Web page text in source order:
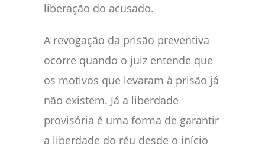
liberação do acusado.
A revogação da prisão preventiva
ocorre quando o juiz entende que
os motivos que levaram à prisão já
não existem. Já a liberdade
provisória é uma forma de garantir
a liberdade do réu desde o início